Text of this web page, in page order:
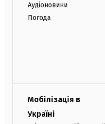
Аудіоновини
Погода
Мобілізація в
Україні